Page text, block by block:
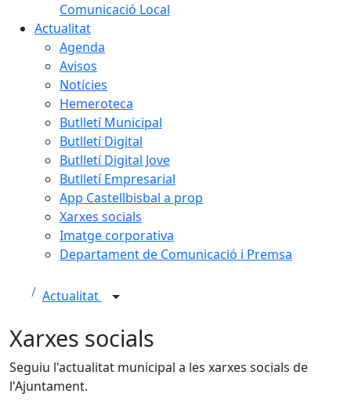
Comunicació Local
Actualitat
Agenda
Avisos
Notícies
Hemeroteca
Butlletí Municipal
Butlletí Digital
Butlletí Digital Jove
Butlletí Empresarial
App Castellbisbal a prop
Xarxes socials
Imatge corporativa
Departament de Comunicació i Premsa
Actualitat
Xarxes socials
Seguiu l'actualitat municipal a les xarxes socials de
l'Ajuntament.